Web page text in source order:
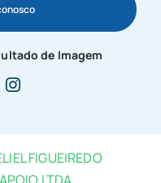
de Imagem
FIGUEIREDO